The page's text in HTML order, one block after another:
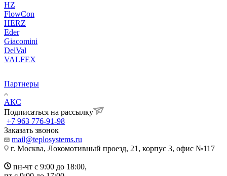
HZ
FlowCon
HERZ
Eder
Giacomini
DelVal
VALFEX
Партнеры
АКС
Подписаться на рассылку
+7 963 776-91-98
Заказать звонок
mail@teplosystems.ru
г. Москва, Локомотивный проезд, 21, корпус 3, офис №117
пн-чт с 9:00 до 18:00,